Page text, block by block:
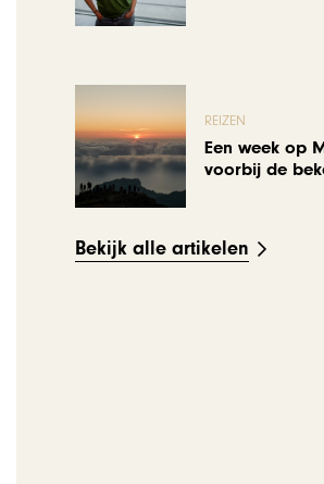
REIZEN
Een week op
voorbij de
Bekijk alle artikelen